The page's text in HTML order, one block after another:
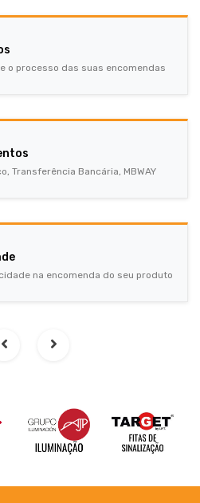
o processo das suas encomendas
Transferência Bancária, MBWAY
na encomenda do seu produto